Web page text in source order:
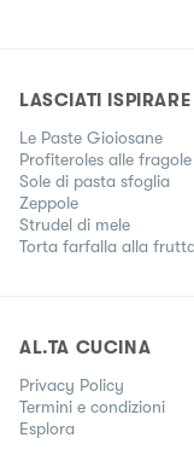
LASCIATI ISPIRARE
Le Paste Gioiosane
Profiteroles alle fragole
Sole di pasta sfoglia
Zeppole
Strudel di mele
Torta farfalla alla
AL.TA CUCINA
Privacy Policy
Termini e condizioni
Esplora